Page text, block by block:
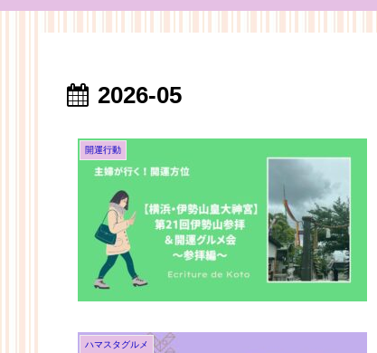
2026-05
開運行動
ハマスタグルメ